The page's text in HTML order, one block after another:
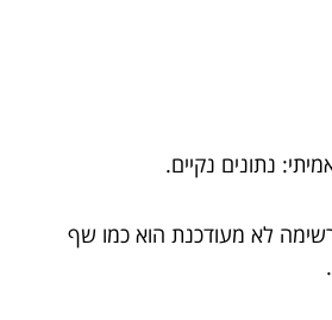
נתונים נקיים.
לא מעודכנת הוא כמו שף